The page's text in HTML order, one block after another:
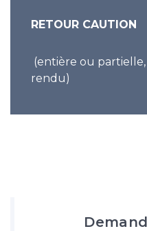
RETOUR CAUTION
(entière ou partielle,
rendu)